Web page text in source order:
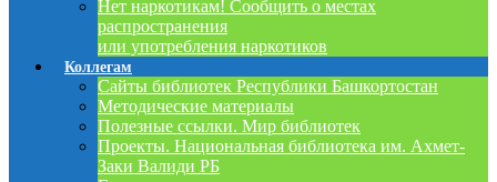
Нет наркотикам! Сообщить о местах
распространения
или употребления наркотиков
Коллегам
Сайты библиотек Республики Башкортостан
Методические материалы
Полезные ссылки. Мир библиотек
Проекты. Национальная библиотека им. Ахмет-
Заки Валиди РБ